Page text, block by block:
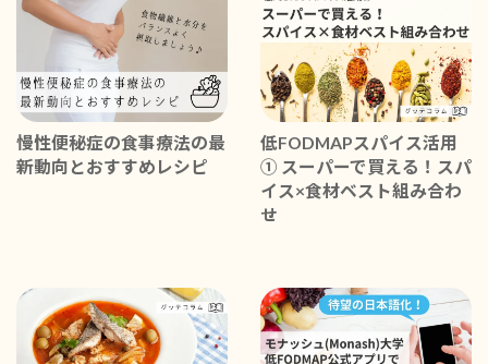
慢性便秘症の食事療法の最
新動向とおすすめレシピ
低FODMAPスパイス活用
① スーパーで買える！スパ
イス×食材ベスト組み合わ
せ